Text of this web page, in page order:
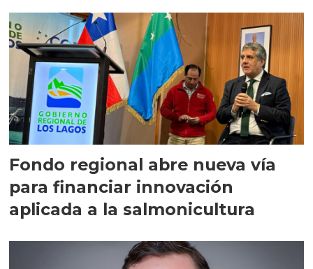
Fondo regional abre nueva vía
para financiar innovación
aplicada a la salmonicultura